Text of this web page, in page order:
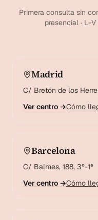
Primera consulta sin
presencial · L-
Madrid
C/ Bretón de los
Ver centro →Cómo
Barcelona
C/ Balmes, 188, 3º-1ª
Ver centro →Cómo